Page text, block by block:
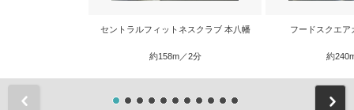
セントラルフィットネスクラブ 本八幡
約158m／2分
フードスクエア
約